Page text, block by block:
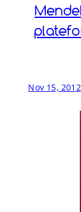
Nov 15, 2012